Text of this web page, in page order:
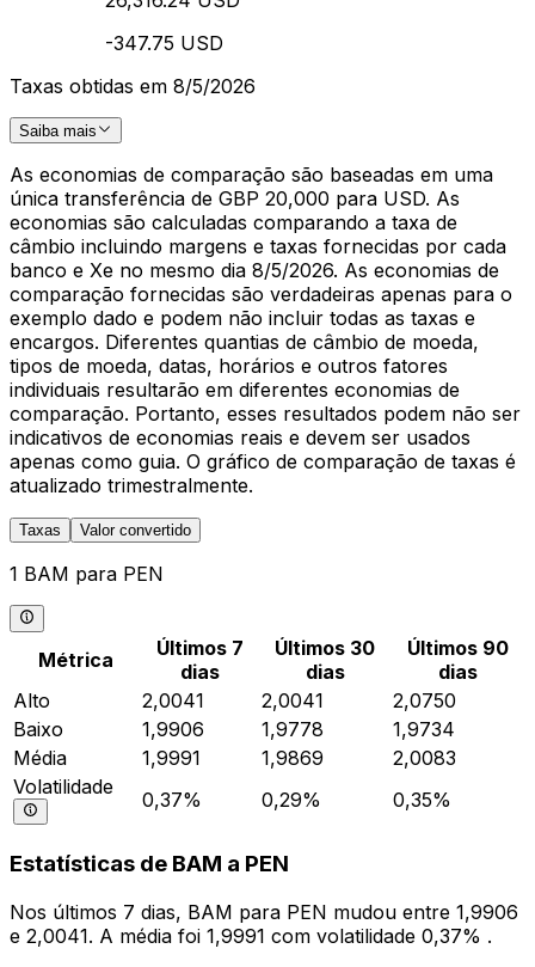
-347.75 USD
Taxas obtidas em 8/5/2026
Saiba mais
As economias de comparação são baseadas em uma
única transferência de GBP 20,000 para USD. As
economias são calculadas comparando a taxa de
câmbio incluindo margens e taxas fornecidas por cada
banco e Xe no mesmo dia 8/5/2026. As economias de
comparação fornecidas são verdadeiras apenas para o
exemplo dado e podem não incluir todas as taxas e
encargos. Diferentes quantias de câmbio de moeda,
tipos de moeda, datas, horários e outros fatores
individuais resultarão em diferentes economias de
comparação. Portanto, esses resultados podem não ser
indicativos de economias reais e devem ser usados
apenas como guia. O gráfico de comparação de taxas é
atualizado trimestralmente.
Taxas Valor convertido
1 BAM para PEN
Métrica
Últimos 7
dias
Últimos 30
dias
Últimos 90
dias
Alto
2,0041 2,0041
2,0750
Baixo
1,9906 1,9778
1,9734
Média
1,9991 1,9869
2,0083
Volatilidade
0,37% 0,29% 0,35%
Estatísticas de BAM a PEN
Nos últimos 7 dias, BAM para PEN mudou entre 1,9906
e 2,0041. A média foi 1,9991 com volatilidade 0,37% .